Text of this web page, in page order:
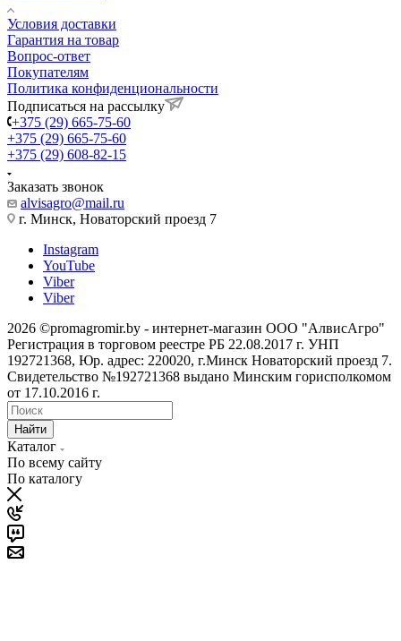
Условия доставки
Гарантия на товар
Вопрос-ответ
Покупателям
Политика конфиденциональности
Подписаться на рассылку
+375 (29) 665-75-60
+375 (29) 665-75-60
+375 (29) 608-82-15
Заказать звонок
alvisagro@mail.ru
г. Минск, Новаторский проезд 7
Instagram
YouTube
Viber
Viber
2026 ©promagromir.by - интернет-магазин ООО "АлвисАгро"
Регистрация в торговом реестре РБ 22.08.2017 г. УНП
192721368, Юр. адрес: 220020, г.Минск Новаторский проезд 7.
Свидетельство №192721368 выдано Минским горисполкомом
от 17.10.2016 г.
Найти
Каталог
По всему сайту
По каталогу